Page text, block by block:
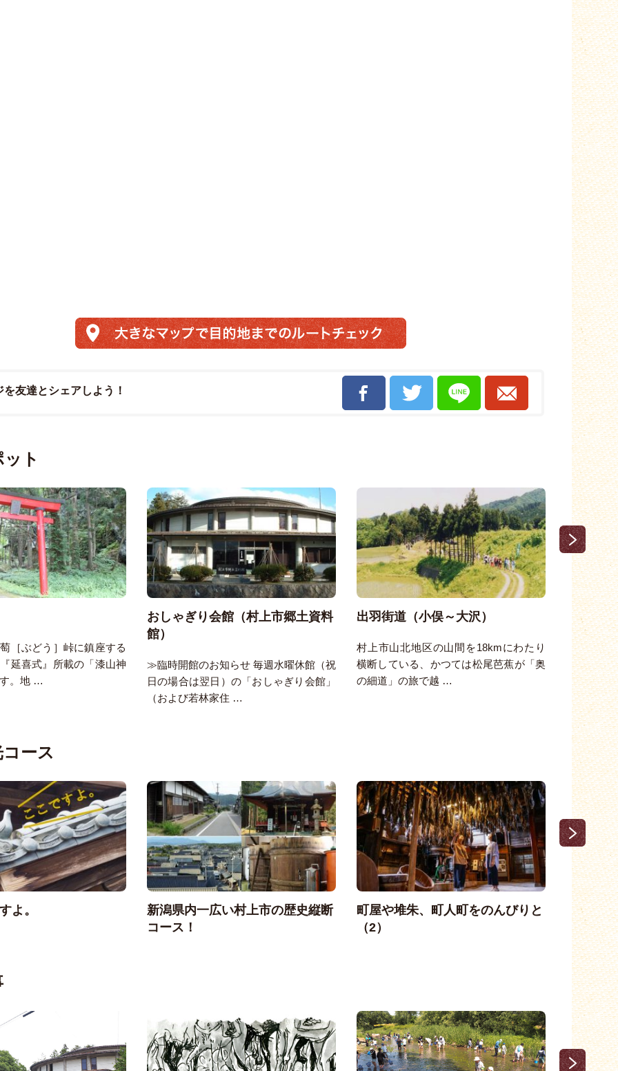
友達とシェアしよう！
ト
［ぶどう］峠に鎮座する
延喜式』所載の「漆山神
。地 …
おしゃぎり会館（村上市郷土資料
館）
≫臨時開館のお知らせ 毎週水曜休館（祝
日の場合は翌日）の「おしゃぎり会館」
（および若林家住 …
出羽街道（小俣～大沢）
村上市山北地区の山間を18kmにわたり
横断している、かつては松尾芭蕉が「奥
の細道」の旅で越 …
九品仏
宝暦8（
けて、城
0回忌の
ース
よ。
新潟県内一広い村上市の歴史縦断
コース！
町屋や堆朱、町人町をのんびりと
（2）
町屋や
（1）